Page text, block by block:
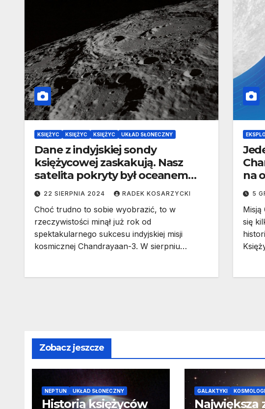
KSIĘŻYC KSIĘŻYC KSIĘŻYC UKŁAD SŁONECZNY
Dane z indyjskiej sondy
księżycowej zaskakują. Nasz
satelita pokryty był oceanem
magmy
22 SIERPNIA 2024 RADEK KOSARZYCKI
Choć trudno to sobie wyobrazić, to w
rzeczywistości minął już rok od
spektakularnego sukcesu indyjskiej misji
kosmicznej Chandrayaan-3. W sierpniu…
na
5
Misją
się
Zobacz jeszcze
NEPTUN UKŁAD SŁONECZNY
Historia księżyców
GALAKTYKI
Największa